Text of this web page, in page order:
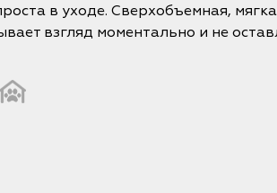
в уходе. Сверхобъемная,
взгляд моментально и не